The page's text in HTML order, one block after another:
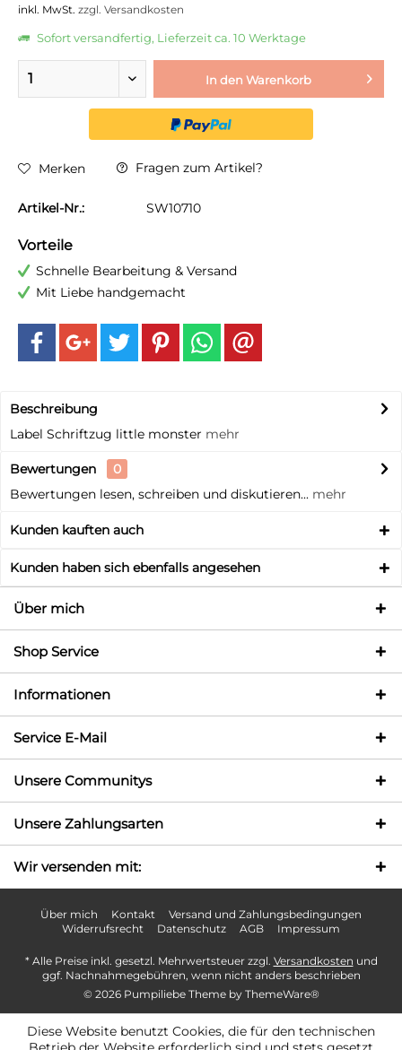
inkl. MwSt. zzgl. Versandkosten
Sofort versandfertig, Lieferzeit ca. 10 Werktage
In den Warenkorb
Merken Fragen zum Artikel?
Artikel-Nr.: SW10710
Vorteile
Schnelle Bearbeitung & Versand
Mit Liebe handgemacht
Beschreibung
Label Schriftzug little monster mehr
Bewertungen
0
Bewertungen lesen, schreiben und diskutieren... mehr
Kunden kauften auch
Kunden haben sich ebenfalls angesehen
Über mich
Shop Service
Informationen
Service E-Mail
Unsere Communitys
Unsere Zahlungsarten
Wir versenden mit:
Über mich Kontakt
Versand und Zahlungsbedingungen
Widerrufsrecht
Datenschutz AGB Impressum
* Alle Preise inkl. gesetzl. Mehrwertsteuer zzgl. Versandkosten und
ggf. Nachnahmegebühren, wenn nicht anders beschrieben
© 2026 Pumpiliebe Theme by ThemeWare®
Diese Website benutzt Cookies, die für den technischen